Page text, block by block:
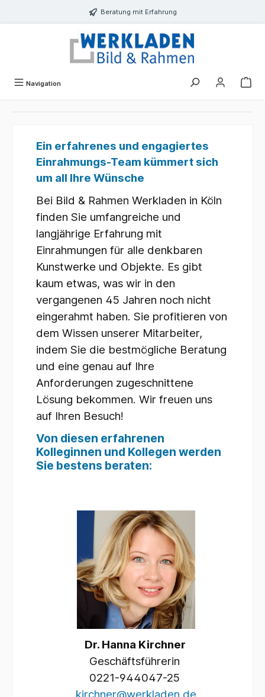
Beratung mit Erfahrung
Navigation
Ein erfahrenes und engagiertes
Einrahmungs-Team kümmert sich
um all Ihre Wünsche
Bei Bild & Rahmen Werkladen in Köln
finden Sie umfangreiche und
langjährige Erfahrung mit
Einrahmungen für alle denkbaren
Kunstwerke und Objekte. Es gibt
kaum etwas, was wir in den
vergangenen 45 Jahren noch nicht
eingerahmt haben. Sie profitieren von
dem Wissen unserer Mitarbeiter,
indem Sie die bestmögliche Beratung
und eine genau auf Ihre
Anforderungen zugeschnittene
Lösung bekommen. Wir freuen uns
auf Ihren Besuch!
Von diesen erfahrenen
Kolleginnen und Kollegen werden
Sie bestens beraten:
Dr. Hanna Kirchner
Geschäftsführerin
0221-944047-25
kirchner@werkladen.de